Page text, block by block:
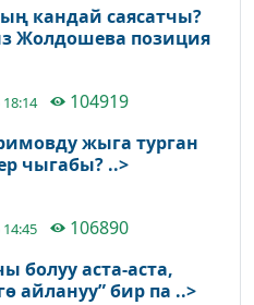
кандай саясатчы?
Жолдошева позиция
104919
жыга турган
чыгабы? ..>
106890
болуу аста-аста,
айлануу” бир па ..>